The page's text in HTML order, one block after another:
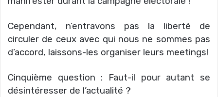
Cependant, n’entravons pas la liberté de
circuler de ceux avec qui nous ne sommes pas
d’accord, laissons-les organiser leurs meetings!
Cinquième question : Faut-il pour autant se
désintéresser de l’actualité ?